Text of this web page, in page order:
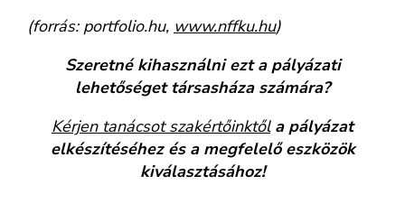
(forrás: portfolio.hu, www.nffku.hu)
Szeretné kihasználni ezt a pályázati
lehetőséget társasháza számára?
Kérjen tanácsot szakértőinktőla pályázat
elkészítéséhez és a megfelelő eszközök
kiválasztásához!